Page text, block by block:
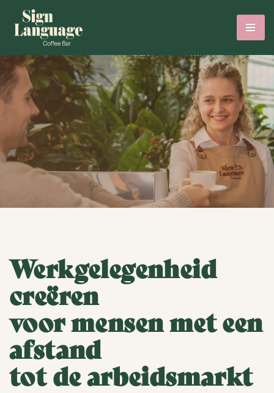
Werkgelegenheid
creëren
voor mensen met een
afstand
tot de arbeidsmarkt